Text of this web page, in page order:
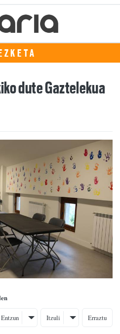
dute Gaztelekua
Entzun Itzuli Erraztu